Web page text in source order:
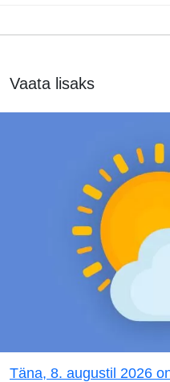
Vaata lisaks
Täna, 8. augustil 2026